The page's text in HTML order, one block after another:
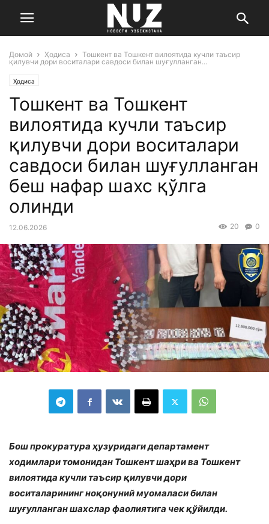
Домой Ҳодиса
Тошкент ва Тошкент вилоятида кучли таъсир
қилувчи дори воситалари савдоси билан шуғулланган...
Ҳодиса
Тошкент ва Тошкент
вилоятида кучли таъсир
қилувчи дори воситалари
савдоси билан шуғулланган
беш нафар шахс қўлга
олинди
12.06.2026 0
20
Бош прокуратура ҳузуридаги департамент
ходимлари томонидан Тошкент шаҳри ва Тошкент
вилоятида кучли таъсир қилувчи дори
воситаларининг ноқонуний муомаласи билан
шуғулланган шахслар фаолиятига чек қўйилди.